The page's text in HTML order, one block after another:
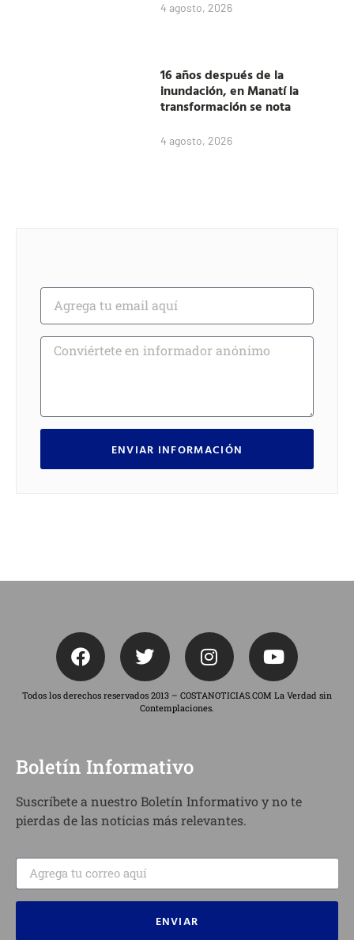
4 agosto, 2026
16 años después de la
inundación, en Manatí la
transformación se nota
4 agosto, 2026
ENVIAR INFORMACIÓN
Todos los derechos reservados 2013 – COSTANOTICIAS.COM La Verdad sin
Contemplaciones.
Boletín Informativo
Suscríbete a nuestro Boletín Informativo y no te
pierdas de las noticias más relevantes.
ENVIAR